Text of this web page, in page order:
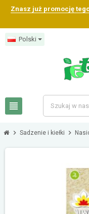
Znasz już promocję
Polski
view_headline
chevron_right Sadzenie i kiełki chevron_right